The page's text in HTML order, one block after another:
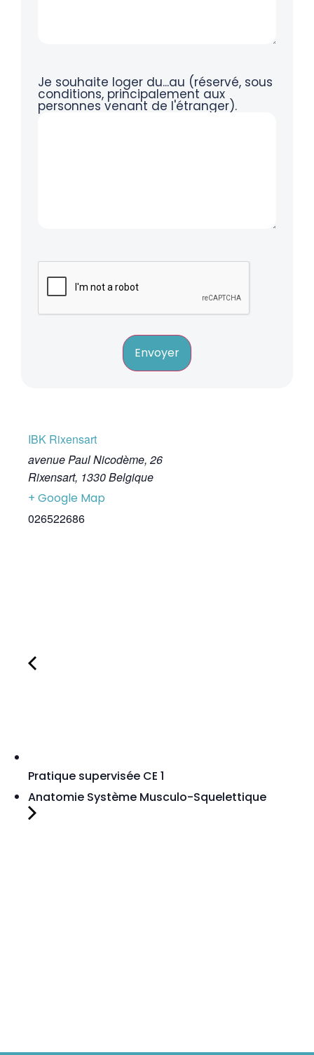
Je souhaite loger du...au (réservé, sous
conditions, principalement aux
personnes venant de l'étranger).
Envoyer
IBK Rixensart
avenue Paul Nicodème, 26
Rixensart, 1330Belgique
+ Google Map
026522686
Pratique supervisée CE 1
Anatomie Système Musculo-Squelettique